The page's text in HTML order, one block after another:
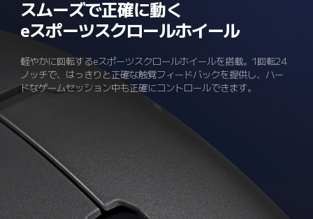
スムーズで正確に動く
eスポーツスクロールホイール
軽やかに回転するeスポーツスクロールホイールを搭載。1回転24
ノッチで、はっきりと正確な触覚フィードバックを提供し、ハー
ドなゲームセッション中も正確にコントロールできます。